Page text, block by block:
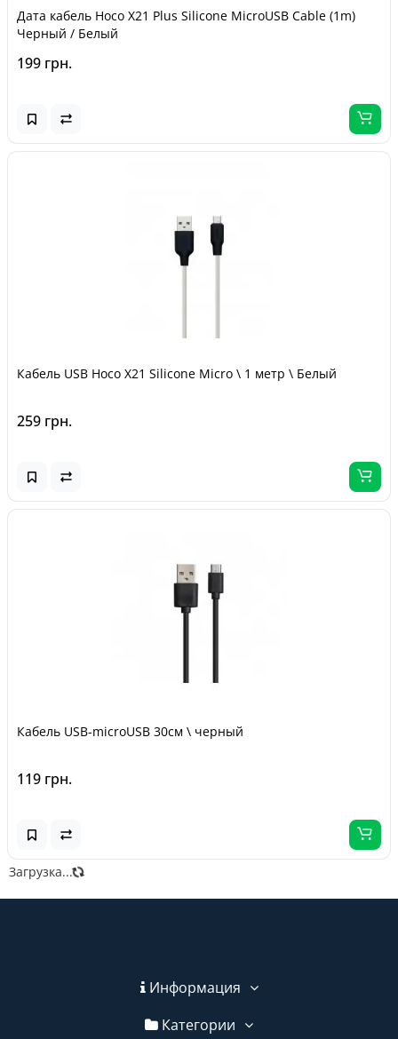
Дата кабель Hoco X21 Plus Silicone MicroUSB Cable (1m)
Черный / Белый
199 грн.
Кабель USB Hoco X21 Silicone Micro \ 1 метр \ Белый
259 грн.
Кабель USB-microUSB 30см \ черный
119 грн.
Загрузка...
Информация
Категории